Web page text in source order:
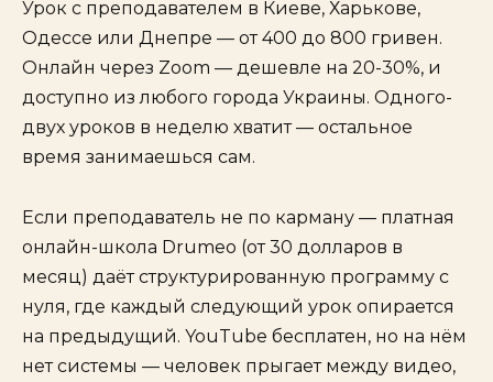
Урок с преподавателем в Киеве, Харькове,
Одессе или Днепре — от 400 до 800 гривен.
Онлайн через Zoom — дешевле на 20-30%, и
доступно из любого города Украины. Одного-
двух уроков в неделю хватит — остальное
время занимаешься сам.
Если преподаватель не по карману — платная
онлайн-школа Drumeo (от 30 долларов в
месяц) даёт структурированную программу с
нуля, где каждый следующий урок опирается
на предыдущий. YouTube бесплатен, но на нём
нет системы — человек прыгает между видео,